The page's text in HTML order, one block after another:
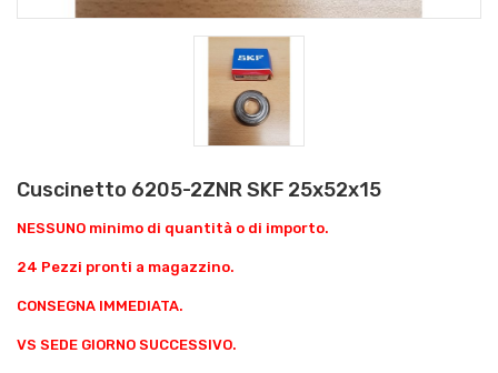
Cuscinetto 6205-2ZNR SKF 25x52x15
NESSUNO minimo di quantità o di importo.
24 Pezzi pronti a magazzino.
CONSEGNA IMMEDIATA.
VS SEDE GIORNO SUCCESSIVO.